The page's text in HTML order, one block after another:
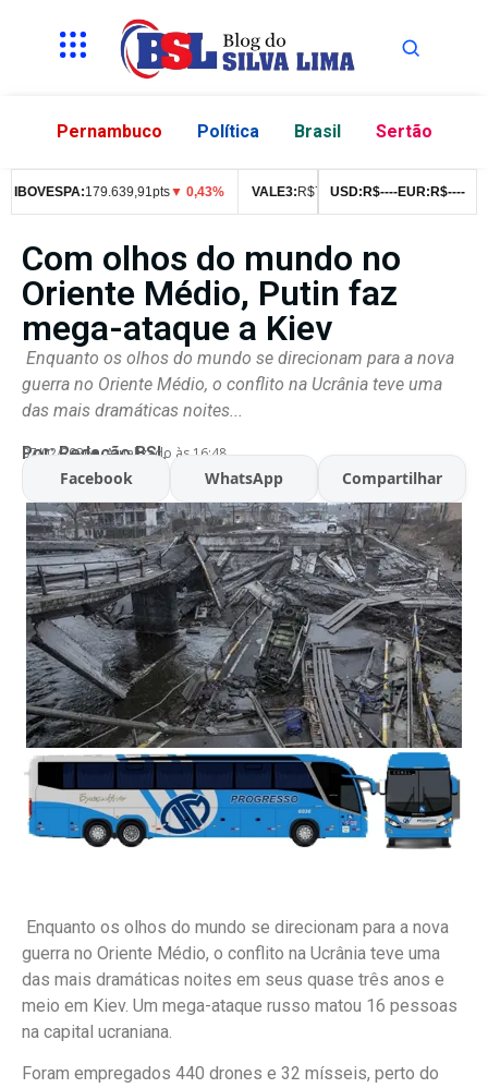
Pernambuco Política Brasil Sertão
179.639,91pts▼ 0,43% VALE3:R$76,99 ▼ 2,49% ITUB4:R$
USD: R$----EUR: R$----
Com olhos do mundo no
Oriente Médio, Putin faz
mega-ataque a Kiev
Enquanto os olhos do mundo se direcionam para a nova
guerra no Oriente Médio, o conflito na Ucrânia teve uma
das mais dramáticas noites...
Por:Redação BSL
07/02/2026 Atualizado às 16:48
Facebook WhatsApp Compartilhar
Enquanto os olhos do mundo se direcionam para a nova
guerra no Oriente Médio, o conflito na Ucrânia teve uma
das mais dramáticas noites em seus quase três anos e
meio em Kiev. Um mega-ataque russo matou 16 pessoas
na capital ucraniana.
Foram empregados 440 drones e 32 mísseis, perto do